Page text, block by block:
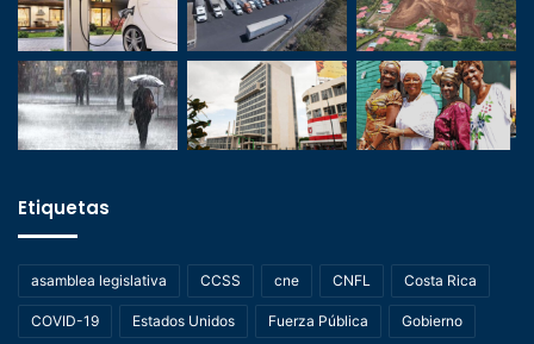
Etiquetas
asamblea legislativa CCSS cne CNFL Costa Rica
COVID-19 Estados Unidos Fuerza Pública Gobierno